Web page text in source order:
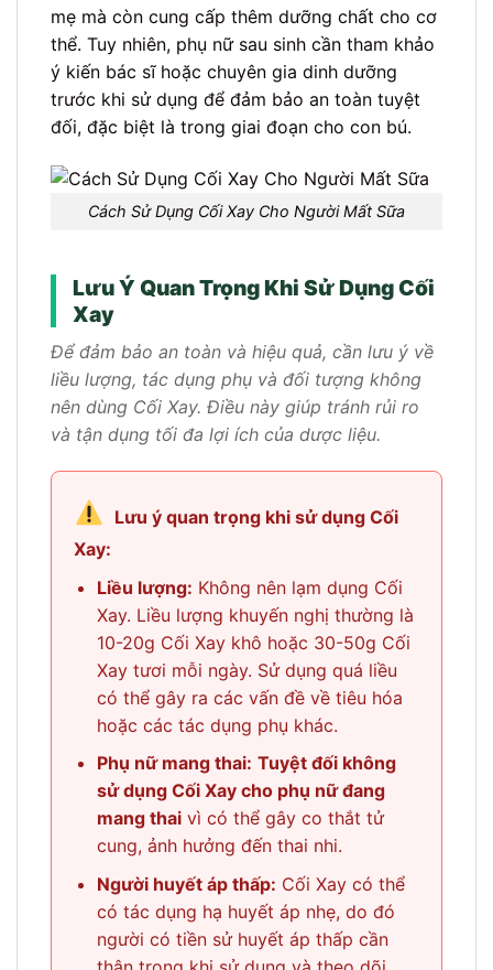
mẹ mà còn cung cấp thêm dưỡng chất cho cơ
thể. Tuy nhiên, phụ nữ sau sinh cần tham khảo
ý kiến bác sĩ hoặc chuyên gia dinh dưỡng
trước khi sử dụng để đảm bảo an toàn tuyệt
đối, đặc biệt là trong giai đoạn cho con bú.
Cách Sử Dụng Cối Xay Cho Người Mất Sữa
Lưu Ý Quan Trọng Khi Sử Dụng Cối
Xay
Để đảm bảo an toàn và hiệu quả, cần lưu ý về
liều lượng, tác dụng phụ và đối tượng không
nên dùng Cối Xay. Điều này giúp tránh rủi ro
và tận dụng tối đa lợi ích của dược liệu.
Lưu ý quan trọng khi sử dụng Cối
Xay:
Liều lượng: Không nên lạm dụng Cối
Xay. Liều lượng khuyến nghị thường là
10-20g Cối Xay khô hoặc 30-50g Cối
Xay tươi mỗi ngày. Sử dụng quá liều
có thể gây ra các vấn đề về tiêu hóa
hoặc các tác dụng phụ khác.
Phụ nữ mang thai: Tuyệt đối không
sử dụng Cối Xay cho phụ nữ đang
mang thaivì có thể gây co thắt tử
cung, ảnh hưởng đến thai nhi.
Người huyết áp thấp: Cối Xay có thể
có tác dụng hạ huyết áp nhẹ, do đó
người có tiền sử huyết áp thấp cần